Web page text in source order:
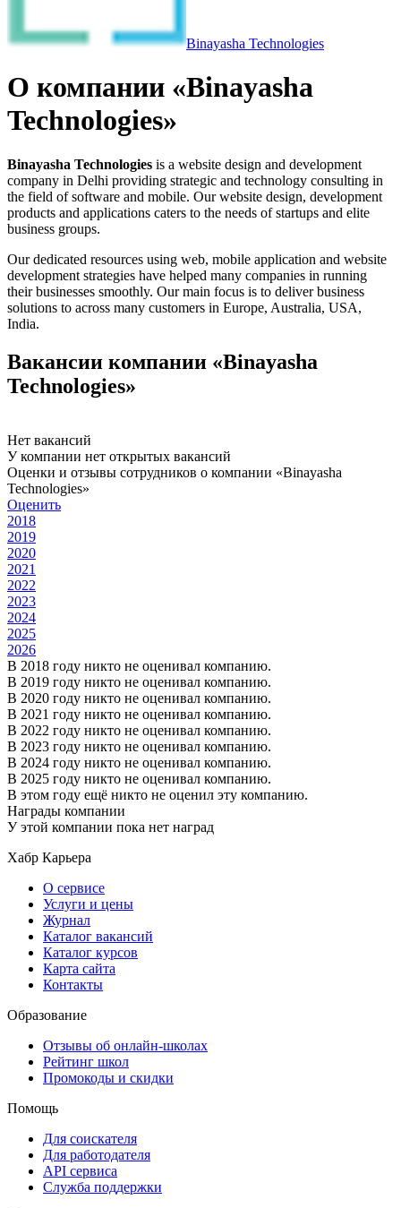
Binayasha Technologies
О компании «Binayasha
Technologies»
Binayasha Technologies is a website design and development
company in Delhi providing strategic and technology consulting in
the field of software and mobile. Our website design, development
products and applications caters to the needs of startups and elite
business groups.
Our dedicated resources using web, mobile application and website
development strategies have helped many companies in running
their businesses smoothly. Our main focus is to deliver business
solutions to across many customers in Europe, Australia, USA,
India.
Вакансии компании «Binayasha
Technologies»
Нет вакансий
У компании нет открытых вакансий
Оценки и отзывы сотрудников о компании «Binayasha
Technologies»
Оценить
2018
2019
2020
2021
2022
2023
2024
2025
2026
В 2018 году никто не оценивал компанию.
В 2019 году никто не оценивал компанию.
В 2020 году никто не оценивал компанию.
В 2021 году никто не оценивал компанию.
В 2022 году никто не оценивал компанию.
В 2023 году никто не оценивал компанию.
В 2024 году никто не оценивал компанию.
В 2025 году никто не оценивал компанию.
В этом году ещё никто не оценил эту компанию.
Награды компании
У этой компании пока нет наград
Хабр Карьера
О сервисе
Услуги и цены
Журнал
Каталог вакансий
Каталог курсов
Карта сайта
Контакты
Образование
Отзывы об онлайн-школах
Рейтинг школ
Промокоды и скидки
Помощь
Для соискателя
Для работодателя
API сервиса
Служба поддержки